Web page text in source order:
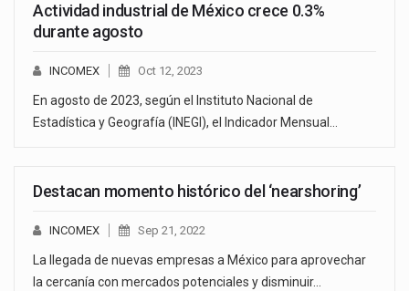
Actividad industrial de México crece 0.3%
durante agosto
INCOMEX Oct 12, 2023
En agosto de 2023, según el Instituto Nacional de
Estadística y Geografía (INEGI), el Indicador Mensual…
Destacan momento histórico del ‘nearshoring’
INCOMEX Sep 21, 2022
La llegada de nuevas empresas a México para aprovechar
la cercanía con mercados potenciales y disminuir…